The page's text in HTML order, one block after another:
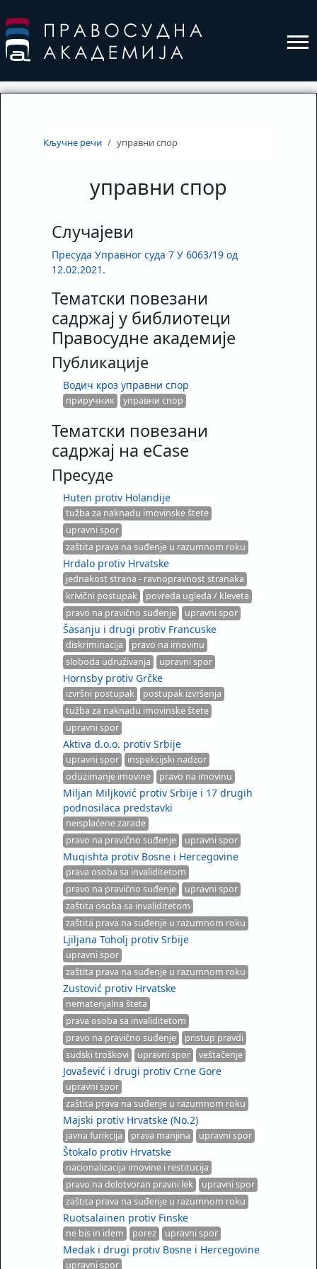
Кључне речи управни спор
управни спор
Случајеви
Пресуда Управног суда 7 У 6063/19 од
12.02.2021.
Тематски повезани
садржај у библиотеци
Правосудне академије
Публикације
Водич кроз управни спор
приручник управни спор
Тематски повезани
садржај на eCase
Пресуде
Huten protiv Holandije
tužba za naknadu imovinske štete
upravni spor
zaštita prava na suđenje u razumnom roku
Hrdalo protiv Hrvatske
jednakost strana - ravnopravnost stranaka
krivični postupak
povreda ugleda / kleveta
pravo na pravično suđenje
upravni spor
Šasanju i drugi protiv Francuske
diskriminacija
pravo na imovinu
sloboda udruživanja
upravni spor
Hornsby protiv Grčke
izvršni postupak
postupak izvršenja
tužba za naknadu imovinske štete
upravni spor
Aktiva d.o.o. protiv Srbije
upravni spor
inspekcijski nadzor
oduzimanje imovine
pravo na imovinu
Miljan Miljković protiv Srbije i 17 drugih
podnosilaca predstavki
neisplaćene zarade
pravo na pravično suđenje
upravni spor
Muqishta protiv Bosne i Hercegovine
prava osoba sa invaliditetom
pravo na pravično suđenje
upravni spor
zaštita osoba sa invaliditetom
zaštita prava na suđenje u razumnom roku
Ljiljana Toholj protiv Srbije
upravni spor
zaštita prava na suđenje u razumnom roku
Zustović protiv Hrvatske
nematerijalna šteta
prava osoba sa invaliditetom
pravo na pravično suđenje
pristup pravdi
sudski troškovi
upravni spor veštačenje
Jovašević i drugi protiv Crne Gore
upravni spor
zaštita prava na suđenje u razumnom roku
Majski protiv Hrvatske (No.2)
javna funkcija prava manjina upravni spor
Štokalo protiv Hrvatske
nacionalizacija imovine i restitucija
pravo na delotvoran pravni lek
upravni spor
zaštita prava na suđenje u razumnom roku
Ruotsalainen protiv Finske
ne bis in idem porez upravni spor
Medak i drugi protiv Bosne i Hercegovine
upravni spor